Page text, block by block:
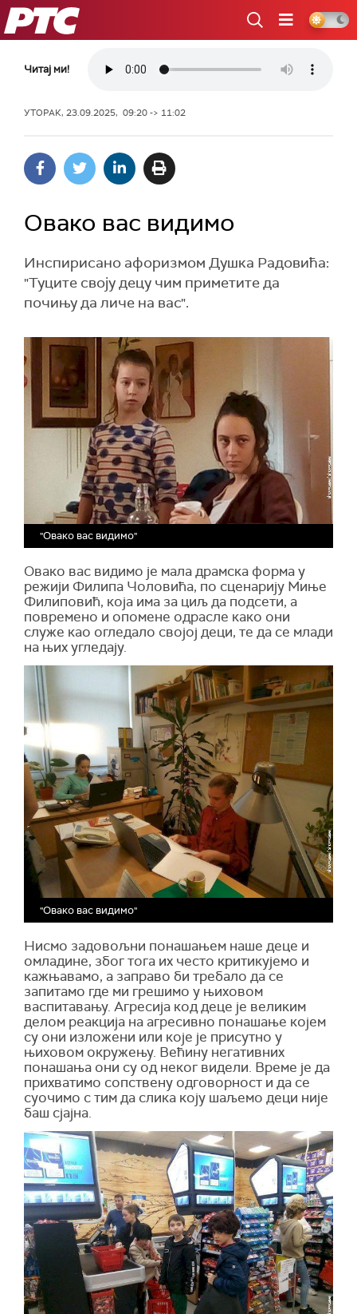
РТС
Читај ми!
УТОРАК, 23.09.2025, 09:20 -> 11:02
Овако вас видимо
Инспирисано афоризмом Душка Радовића:
"Туците своју децу чим приметите да
почињу да личе на вас".
"Овако вас видимо"
Овако вас видимо је мала драмска форма у
режији Филипа Чоловића, по сценарију Миње
Филиповић, која има за циљ да подсети, а
повремено и опомене одрасле како они
служе као огледало својој деци, те да се млади
на њих угледају.
"Овако вас видимо"
Нисмо задовољни понашањем наше деце и
омладине, због тога их често критикујемо и
кажњавамо, а заправо би требало да се
запитамо где ми грешимо у њиховом
васпитавању. Агресија код деце је великим
делом реакција на агресивно понашање којем
су они изложени или које је присутно у
њиховом окружењу. Већину негативних
понашања они су од неког видели. Време је да
прихватимо сопствену одговорност и да се
суочимо с тим да слика коју шаљемо деци није
баш сјајна.